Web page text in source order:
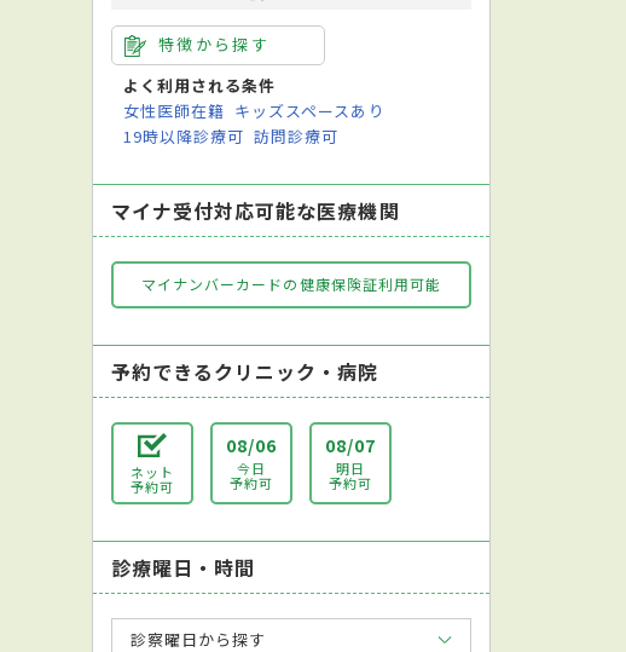
特徴から探す
よく利用される条件
女性医師在籍 キッズスペースあり
19時以降診療可 訪問診療可
マイナ受付対応可能な医療機関
マイナンバーカードの健康保険証利用可能
予約できるクリニック・病院
ネット
予約可
08/06
今日
予約可
08/07
明日
予約可
診療曜日・時間
診察曜日から探す